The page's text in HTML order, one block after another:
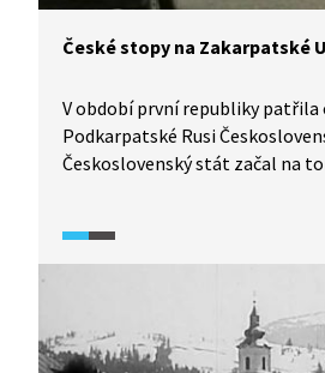
České stopy na Zakarpatské
V období první republiky
Podkarpatské Rusi
Československý stát začal na
třeba Josef Gočár.